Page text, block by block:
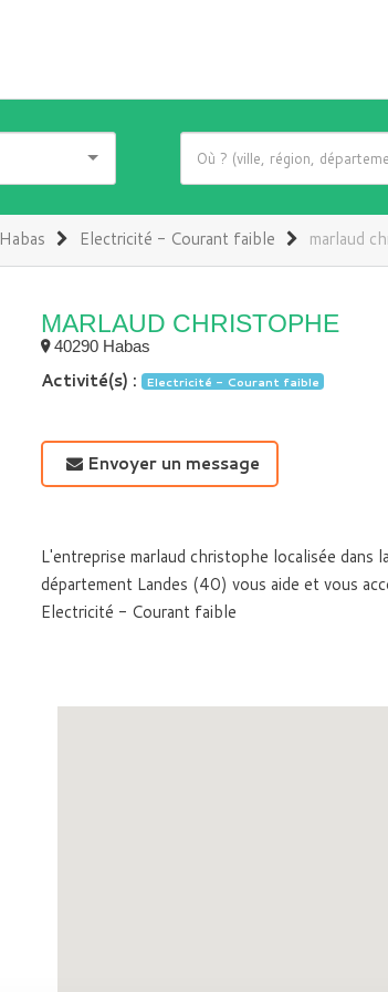
Habas Electricité - Courant faible marlaud
MARLAUD CHRISTOPHE
40290 Habas
Activité(s) : Electricité - Courant faible
Envoyer un message
L'entreprise marlaud christophe localisée
département Landes (40) vous aide et vous
Electricité - Courant faible